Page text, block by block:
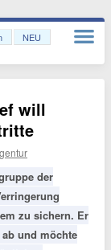
NEU
will
der
zu sichern. Er
und möchte